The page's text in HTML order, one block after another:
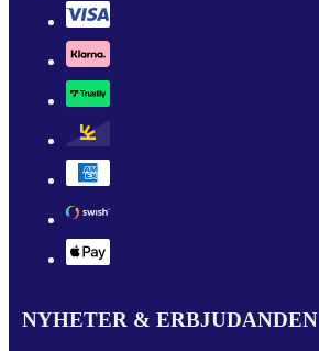
NYHETER & ERBJUDANDEN